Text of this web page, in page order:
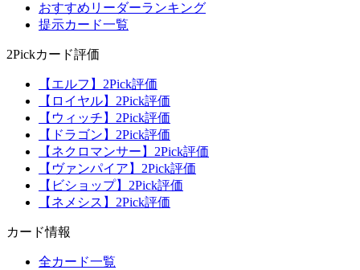
おすすめリーダーランキング
提示カード一覧
2Pickカード評価
【エルフ】2Pick評価
【ロイヤル】2Pick評価
【ウィッチ】2Pick評価
【ドラゴン】2Pick評価
【ネクロマンサー】2Pick評価
【ヴァンパイア】2Pick評価
【ビショップ】2Pick評価
【ネメシス】2Pick評価
カード情報
全カード一覧